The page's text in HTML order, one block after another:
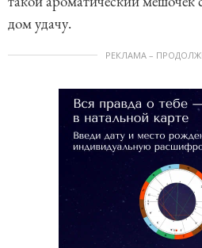
дом удачу.
РЕКЛАМА –